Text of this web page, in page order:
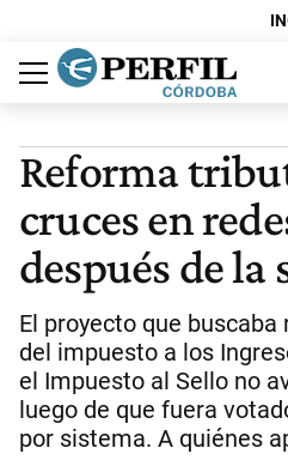
Política
Economía
Judiciales
Sociedad
Cultura
Espectáculos
Deportes
Protagonistas
Reforma
cruces en
después de la
El proyecto que
del impuesto a los
el Impuesto al Sello no
luego de que fuera
por sistema. A quiénes